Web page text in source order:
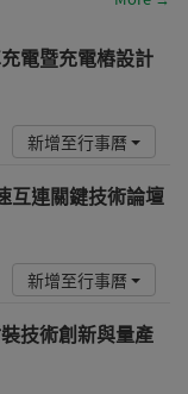
電暨充電樁設計
新增至行事曆
互連關鍵技術論壇
新增至行事曆
技術創新與量產